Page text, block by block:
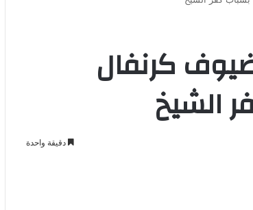
كرنفال
الشيخ
دقيقة واحدة